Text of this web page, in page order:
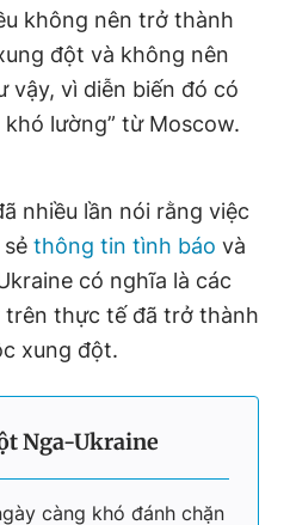
không nên trở thành
đột và không nên
vậy, vì diễn biến đó có
lường” từ Moscow.
nhiều lần nói rằng việc
thông tin tình báo và
có nghĩa là các
trên thực tế đã trở thành
xung đột.
Nga-Ukraine
càng khó đánh chặn